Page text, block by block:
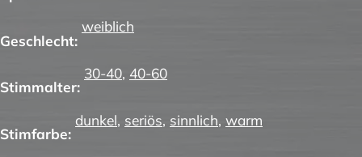
Geschlecht:
weiblich
Stimmalter:
30-40, 40-60
Stimfarbe:
dunkel, seriös, sinnlich, warm